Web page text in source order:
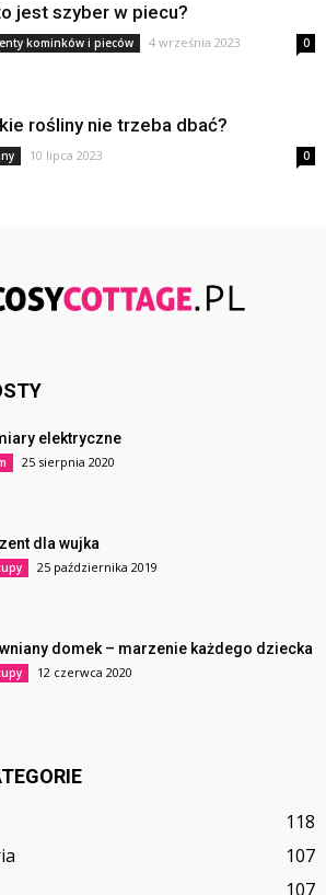
jest szyber w piecu?
kominków i pieców 4 września 2023 0
rośliny nie trzeba dbać?
10 lipca 2023 0
elektryczne
25 sierpnia 2020
dla wujka
25 października 2019
domek – marzenie każdego dziecka
12 czerwca 2020
118
107
107